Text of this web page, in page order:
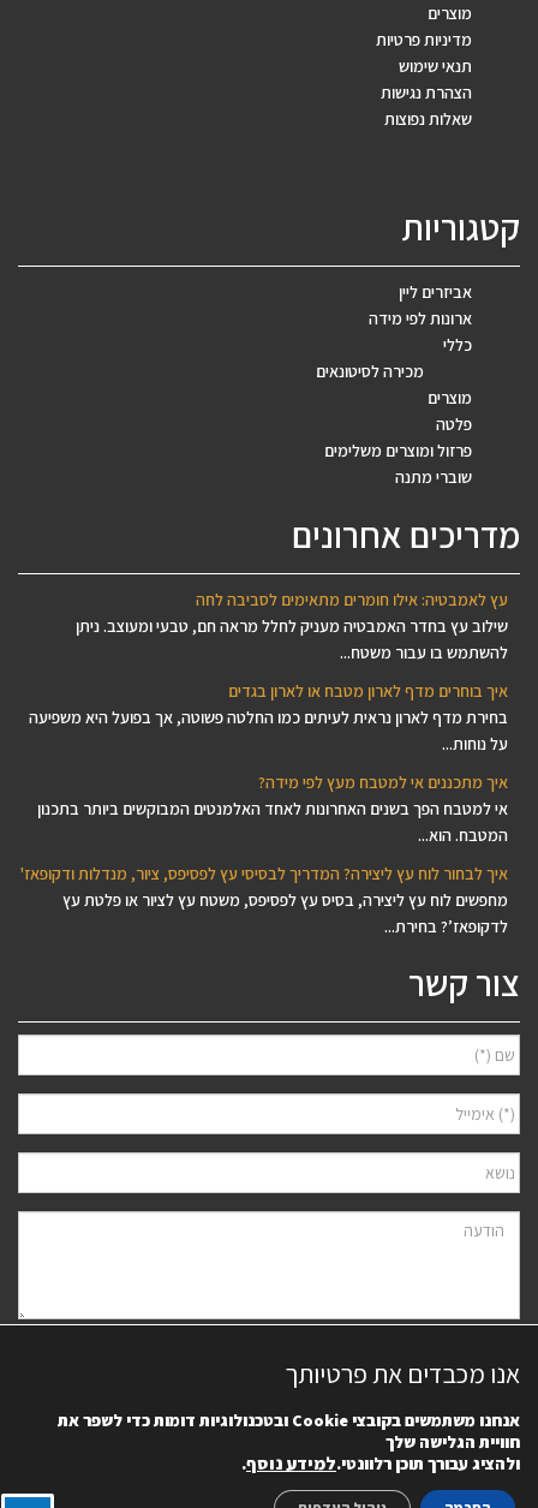
מוצרים
מדיניות פרטיות
תנאי שימוש
הצהרת נגישות
שאלות נפוצות
קטגוריות
אביזרים ליין
ארונות לפי מידה
כללי
מכירה לסיטונאים
מוצרים
פלטה
פרזול ומוצרים משלימים
שוברי מתנה
מדריכים אחרונים
עץ לאמבטיה: אילו חומרים מתאימים לסביבה לחה
שילוב עץ בחדר האמבטיה מעניק לחלל מראה חם, טבעי ומעוצב. ניתן
להשתמש בו עבור משטח...
איך בוחרים מדף לארון מטבח או לארון בגדים
בחירת מדף לארון נראית לעיתים כמו החלטה פשוטה, אך בפועל היא משפיעה
על נוחות...
איך מתכננים אי למטבח מעץ לפי מידה?
אי למטבח הפך בשנים האחרונות לאחד האלמנטים המבוקשים ביותר בתכנון
המטבח. הוא...
איך לבחור לוח עץ ליצירה? המדריך לבסיסי עץ לפסיפס, ציור, מנדלות ודקופאז'
מחפשים לוח עץ ליצירה, בסיס עץ לפסיפס, משטח עץ לציור או פלטת עץ
לדקופאז’? בחירת...
צור קשר
הפרטיותשל האתר. ידוע לי שאוכל לבטל את הרישום בכל עת.
אנו מכבדים את פרטיותך
אנחנו משתמשים בקובציCookie ובטכנולוגיות דומות כדי לשפר את
חוויית הגלישה שלך
ולהציג עבורך תוכן רלוונטי.למידע נוסף.